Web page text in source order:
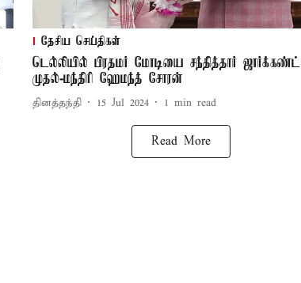
தேசிய செய்திகள்
டெல்லியில் பிரதமர் மோடியை சந்தித்தார் ஜார்க்கண்ட்
முதல்-மந்திரி ஹேமந்த் சோரன்
தினத்தந்தி 15 Jul 2024 1 min read
Read More